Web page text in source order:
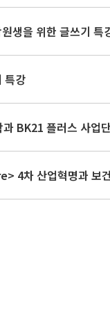
생을 위한 글쓰기 특
특강
BK21 플러스 사업
4차 산업혁명과 보